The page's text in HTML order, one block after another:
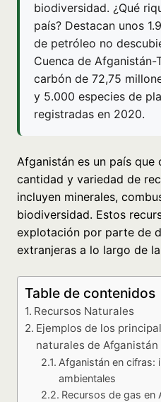
biodiversidad. ¿Qué
país? Destacan unos
de petróleo no
Cuenca de Afganistán-
carbón de 72,75
y 5.000 especies de
registradas en 2020.
Afganistán es un país que
cantidad y variedad de
incluyen minerales,
biodiversidad. Estos
explotación por parte de
extranjeras a lo largo de
Table de contenidos
Recursos Naturales
Ejemplos de los
naturales de Afganistán
Afganistán en cifras:
ambientales
Recursos de gas en